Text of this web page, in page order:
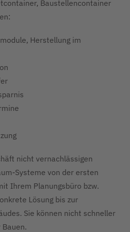
Baustellencontainer
Herstellung im
nicht vernachlässigen
Systeme von der ersten
Ihrem Planungsbüro bzw.
Lösung bis zur
Sie können nicht schneller